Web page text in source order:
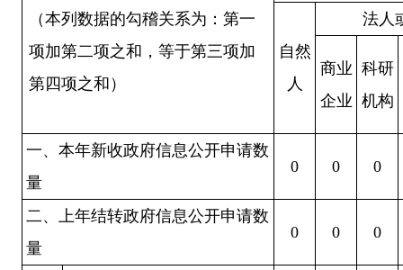
（本列数据的勾稽关系为：第一
项加第二项之和，等于第三项加
第四项之和）
自然
人
法人
商业
企业
科研
机构
一、本年新收政府信息公开申请数
量
0 0 0
二、上年结转政府信息公开申请数
量
0 0 0